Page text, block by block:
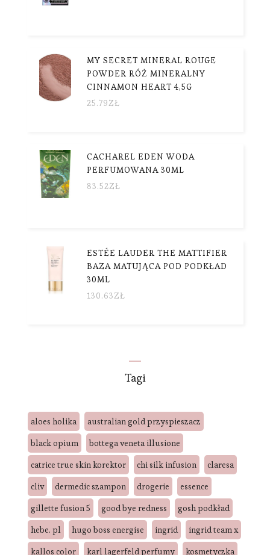
MY SECRET MINERAL ROUGE
POWDER RÓŻ MINERALNY
CINNAMON HEART 4,5G
25.79ZŁ
CACHAREL EDEN WODA
PERFUMOWANA 30ML
83.52ZŁ
ESTÉE LAUDER THE MATTIFIER
BAZA MATUJĄCA POD PODKŁAD
30ML
130.63ZŁ
Tagi
aloes holika
australian gold przyspieszacz
black opium
bottega veneta illusione
catrice true skin korektor
chi silk infusion
claresa
cliv
dermedic szampon drogerie
essence
gillette fusion 5
good bye redness
gosh podkład
hebe. pl
hugo boss energise ingrid
ingrid team x
kallos color
karl lagerfeld perfumy kosmetyczka